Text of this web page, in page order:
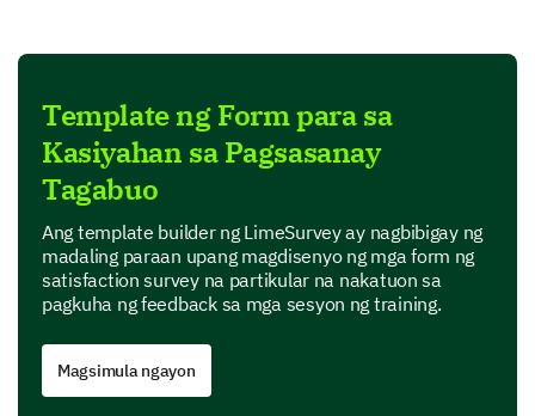
on your experience:
Options:
- Poor
- Below Average
- Average
- Good
- Excellent
1
Quality of the training materials
The trainer's knowledge on the subject
Template ng Form para sa
Kasiyahan sa Pagsasanay
Tagabuo
Ang template builder ng LimeSurvey ay nagbibigay ng
madaling paraan upang magdisenyo ng mga form ng
satisfaction survey na partikular na nakatuon sa
pagkuha ng feedback sa mga sesyon ng training.
Magsimula ngayon